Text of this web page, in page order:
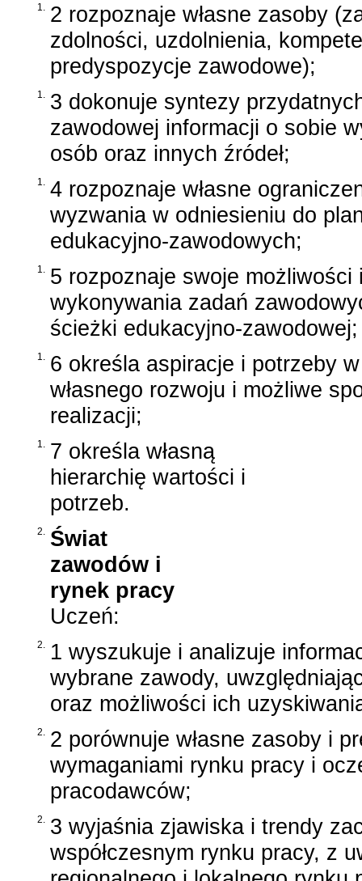
1.
2 rozpoznaje własne zasoby
zdolności, uzdolnienia,
predyspozycje zawodowe);
1.
3 dokonuje syntezy
zawodowej informacji o sobie
osób oraz innych źródeł;
1.
4 rozpoznaje własne
wyzwania w odniesieniu do
edukacyjno-zawodowych;
1.
5 rozpoznaje swoje
wykonywania zadań
ścieżki edukacyjno-zawodowej;
1.
6 określa aspiracje i potrzeby
własnego rozwoju i możliwe
realizacji;
1.
7 określa własną
hierarchię wartości i
potrzeb.
2.
Świat
zawodów i
rynek pracy
Uczeń:
2.
1 wyszukuje i analizuje
wybrane zawody,
oraz możliwości ich
2.
2 porównuje własne zasoby i
wymaganiami rynku pracy i
pracodawców;
2.
3 wyjaśnia zjawiska i trendy
współczesnym rynku pracy, z